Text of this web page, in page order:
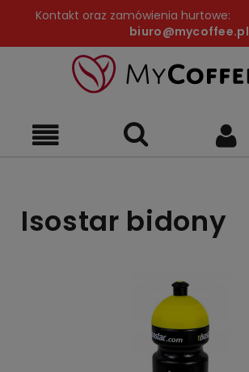
Kontakt oraz zamówienia hurtowe:
biuro@mycoffee.pl
Isostar bidony